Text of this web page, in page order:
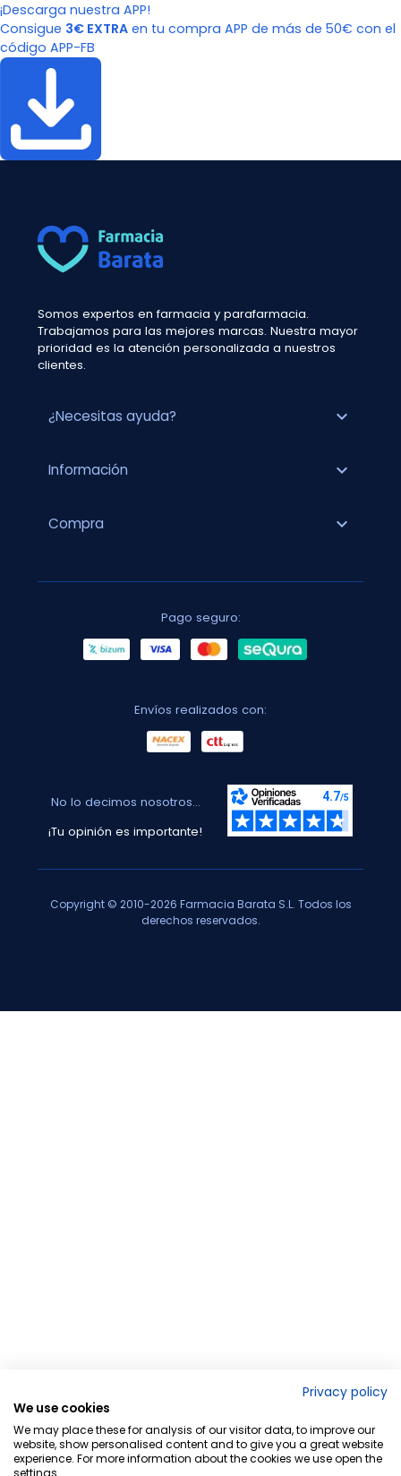
¡Descarga nuestra APP!
Consigue 3€ EXTRA en tu compra APP de más de 50€ con el
código APP-FB
Somos expertos en farmacia y parafarmacia.
Trabajamos para las mejores marcas. Nuestra mayor
prioridad es la atención personalizada a nuestros
clientes.
¿Necesitas ayuda? expand_more
Información expand_more
Compra expand_more
Pago seguro:
Envíos realizados con:
No lo decimos nosotros...
¡Tu opinión es importante!
Copyright © 2010-2026 Farmacia Barata S.L. Todos los
derechos reservados.
Privacy policy
We use cookies
We may place these for analysis of our visitor data, to improve our
website, show personalised content and to give you a great website
experience. For more information about the cookies we use open the
settings.